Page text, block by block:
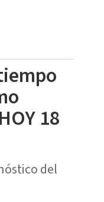
18
del